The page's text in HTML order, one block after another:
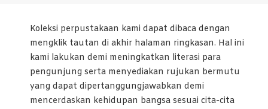
Koleksi perpustakaan kami dapat dibaca dengan
mengklik tautan di akhir halaman ringkasan. Hal ini
kami lakukan demi meningkatkan literasi para
pengunjung serta menyediakan rujukan bermutu
yang dapat dipertanggungjawabkan demi
mencerdaskan kehidupan bangsa sesuai cita-cita